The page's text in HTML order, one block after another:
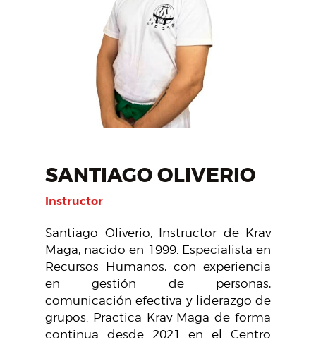
SANTIAGO OLIVERIO
Instructor
Santiago Oliverio, Instructor de Krav
Maga, nacido en 1999. Especialista en
Recursos Humanos, con experiencia
en gestión de personas,
comunicación efectiva y liderazgo de
grupos. Practica Krav Maga de forma
continua desde 2021 en el Centro